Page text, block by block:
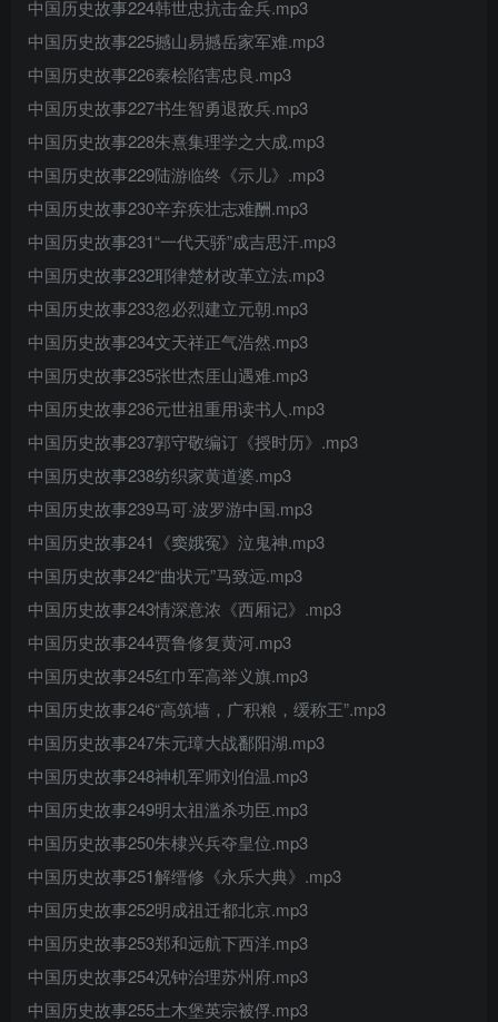
中国历史故事224韩世忠抗击金兵.mp3
中国历史故事225撼山易撼岳家军难.mp3
中国历史故事226秦桧陷害忠良.mp3
中国历史故事227书生智勇退敌兵.mp3
中国历史故事228朱熹集理学之大成.mp3
中国历史故事229陆游临终《示儿》.mp3
中国历史故事230辛弃疾壮志难酬.mp3
中国历史故事231“一代天骄”成吉思汗.mp3
中国历史故事232耶律楚材改革立法.mp3
中国历史故事233忽必烈建立元朝.mp3
中国历史故事234文天祥正气浩然.mp3
中国历史故事235张世杰厓山遇难.mp3
中国历史故事236元世祖重用读书人.mp3
中国历史故事237郭守敬编订《授时历》.mp3
中国历史故事238纺织家黄道婆.mp3
中国历史故事239马可·波罗游中国.mp3
中国历史故事241《窦娥冤》泣鬼神.mp3
中国历史故事242“曲状元”马致远.mp3
中国历史故事243情深意浓《西厢记》.mp3
中国历史故事244贾鲁修复黄河.mp3
中国历史故事245红巾军高举义旗.mp3
中国历史故事246“高筑墙，广积粮，缓称王”.mp3
中国历史故事247朱元璋大战鄱阳湖.mp3
中国历史故事248神机军师刘伯温.mp3
中国历史故事249明太祖滥杀功臣.mp3
中国历史故事250朱棣兴兵夺皇位.mp3
中国历史故事251解缙修《永乐大典》.mp3
中国历史故事252明成祖迁都北京.mp3
中国历史故事253郑和远航下西洋.mp3
中国历史故事254况钟治理苏州府.mp3
中国历史故事255土木堡英宗被俘.mp3